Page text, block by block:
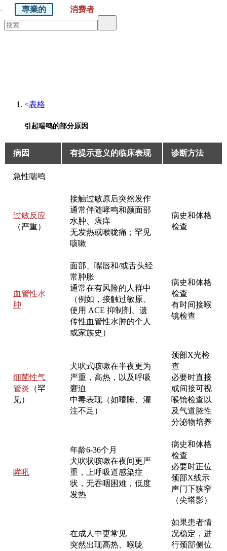
專業的 消费者
<表格
引起喘鸣的部分原因
病因 有提示意义的临床表现 诊断方法
急性喘鸣
过敏反应
（严重）
接触过敏原后突然发作
通常伴随哮鸣和颜面部
水肿、瘙痒
无发热或喉咙痛；罕见
咳嗽
病史和体格
检查
血管性水
肿
面部、嘴唇和/或舌头经
常肿胀
通常在有风险的人群中
（例如，接触过敏原、
使用 ACE 抑制剂、遗
传性血管性水肿的个人
或家族史）
病史和体格
检查
有时间接喉
镜检查
细菌性气
管炎 （罕
见）
犬吠式咳嗽在半夜更为
严重，高热，以及呼吸
窘迫
中毒表现（如嗜睡、灌
注不足）
颈部X光检
查
必要时直接
或间接可视
喉镜检查以
及气道脓性
分泌物培养
哮吼
年龄6-36个月
犬吠状咳嗽在夜间更严
重，上呼吸道感染症
状，无吞咽困难，低度
发热
病史和体格
检查
必要时正位
颈部X线示
声门下狭窄
（尖塔影）
在成人中更常见
突然出现高热、喉咙
如果患者情
况稳定，进
行颈部侧位